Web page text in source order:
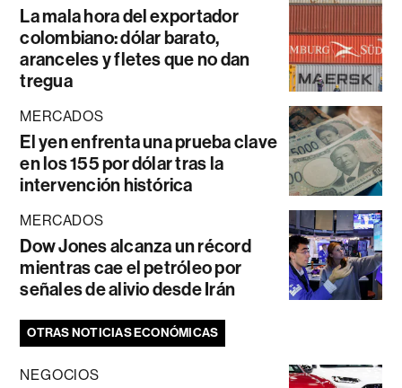
La mala hora del exportador
colombiano: dólar barato,
aranceles y fletes que no dan
tregua
MERCADOS
El yen enfrenta una prueba clave
en los 155 por dólar tras la
intervención histórica
MERCADOS
Dow Jones alcanza un récord
mientras cae el petróleo por
señales de alivio desde Irán
OTRAS NOTICIAS ECONÓMICAS
NEGOCIOS